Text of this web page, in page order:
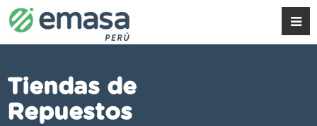
Tiendas de
Repuestos